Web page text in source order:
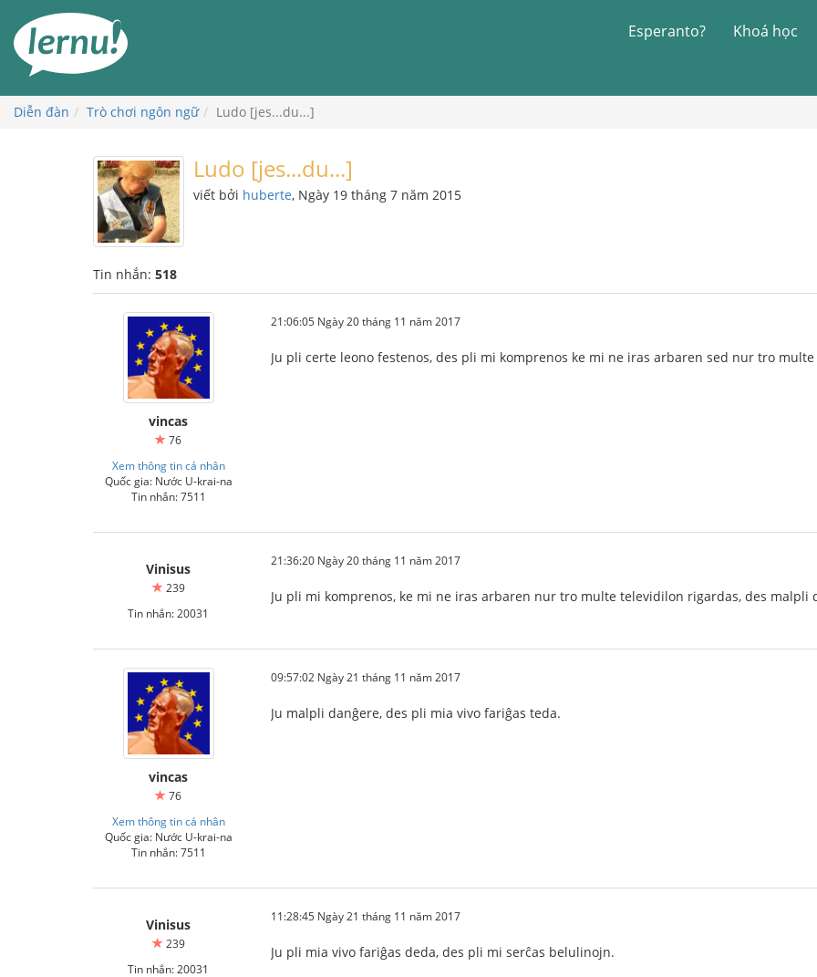
đến
phần
dung
Esperanto? Khoá học
Diễn đàn Trò chơi ngôn ngữ Ludo [jes...du...]
Ludo [jes...du...]
viết bởi huberte, Ngày 19 tháng 7 năm 2015
Tin nhắn: 518
vincas
76
Xem thông tin cá nhân
Quốc gia: Nước U-krai-na
Tin nhắn: 7511
21:06:05 Ngày 20 tháng 11 năm 2017
Ju pli certe leono festenos, des pli mi komprenos ke mi ne iras arbaren sed nur tro
Vinisus
239
Tin nhắn: 20031
21:36:20 Ngày 20 tháng 11 năm 2017
Ju pli mi komprenos, ke mi ne iras arbaren nur tro multe televidilon rigardas, des malpli
vincas
76
Xem thông tin cá nhân
Quốc gia: Nước U-krai-na
Tin nhắn: 7511
09:57:02 Ngày 21 tháng 11 năm 2017
Ju malpli danĝere, des pli mia vivo fariĝas teda.
Vinisus
239
Tin nhắn: 20031
11:28:45 Ngày 21 tháng 11 năm 2017
Ju pli mia vivo fariĝas deda, des pli mi serĉas belulinojn.